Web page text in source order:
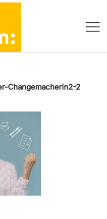
Changemacherin2-2